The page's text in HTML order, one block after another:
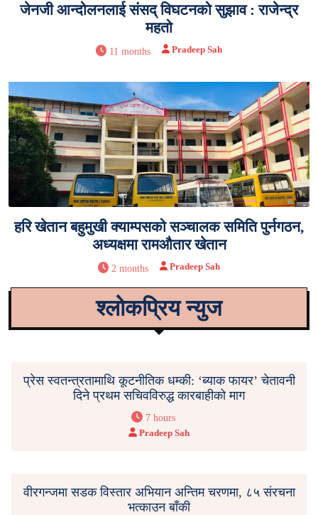
जेनजी आन्दोलनलाई संसद् विघटनको सुझाव : राजेन्द्र
महतो
11 months Pradeep Sah
हरि खेतान बहुमुखी क्याम्पसको सञ्चालक समिति पुर्नगठन,
अध्यक्षमा रामऔतार खेतान
2 months Pradeep Sah
श्लोकप्रिय न्युज
प्रेस स्वतन्त्रतामाथि कूटनीतिक धम्की: ‘ब्याक फायर’ चेतावनी
दिने प्रथम सचिवविरुद्ध कारबाहीको माग
7 hours
Pradeep Sah
वीरगन्जमा सडक विस्तार अभियान अन्तिम चरणमा, ८५ संरचना
भत्काउन बाँकी